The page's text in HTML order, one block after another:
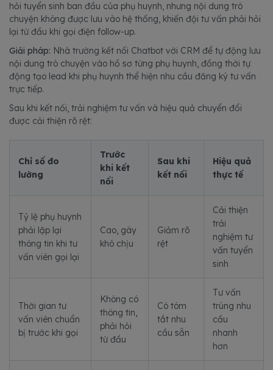
hỏi tuyển sinh ban đầu của phụ huynh, nhưng nội dung trò
chuyện không được lưu vào hệ thống, khiến đội tư vấn phải hỏi
lại từ đầu khi gọi điện follow-up.
Giải pháp: Nhà trường kết nối Chatbot với CRM để tự động lưu
nội dung trò chuyện vào hồ sơ từng phụ huynh, đồng thời tự
động tạo lead khi phụ huynh thể hiện nhu cầu đăng ký tư vấn
trực tiếp.
Sau khi kết nối, trải nghiệm tư vấn và hiệu quả chuyển đổi
được cải thiện rõ rệt:
Chỉ số đo
lường
Trước
khi kết
nối
Sau khi
kết nối
Hiệu quả
thực tế
Tỷ lệ phụ huynh
phải lặp lại
thông tin khi tư
vấn viên gọi lại
Cao, gây
khó chịu
Giảm rõ
rệt
Cải thiện
trải
nghiệm tư
vấn tuyển
sinh
Thời gian tư
vấn viên chuẩn
bị trước khi gọi
Không có
thông tin,
phải hỏi
từ đầu
Có tóm
tắt nhu
cầu sẵn
Tư vấn
trúng nhu
cầu
nhanh
hơn